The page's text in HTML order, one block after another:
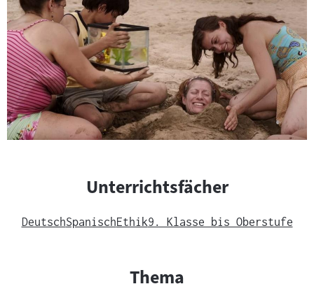
Unterrichtsfächer
DeutschSpanischEthik9. Klasse bis Oberstufe
Thema